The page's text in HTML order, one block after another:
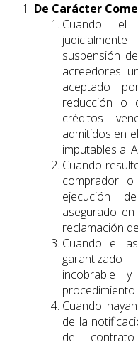
De Carácter
Cuando el
suspensión
acreedores
aceptado
reducción o
créditos
admitidos en
imputables al
Cuando
comprador
ejecución
asegurado
reclamación
Cuando el
incobrable
procedimiento
Cuando
de la
del